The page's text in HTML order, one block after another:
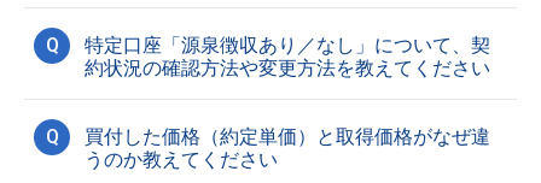
Q
特定口座「源泉徴収あり／なし」について、契
約状況の確認方法や変更方法を教えてください
Q
買付した価格（約定単価）と取得価格がなぜ違
うのか教えてください